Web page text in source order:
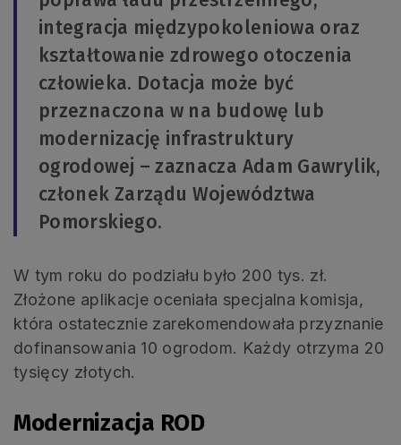
integracja międzypokoleniowa oraz
kształtowanie zdrowego otoczenia
człowieka. Dotacja może być
przeznaczona w na budowę lub
modernizację infrastruktury
ogrodowej – zaznacza Adam Gawrylik,
członek Zarządu Województwa
Pomorskiego.
W tym roku do podziału było 200 tys. zł.
Złożone aplikacje oceniała specjalna komisja,
która ostatecznie zarekomendowała przyznanie
dofinansowania 10 ogrodom. Każdy otrzyma 20
tysięcy złotych.
Modernizacja ROD